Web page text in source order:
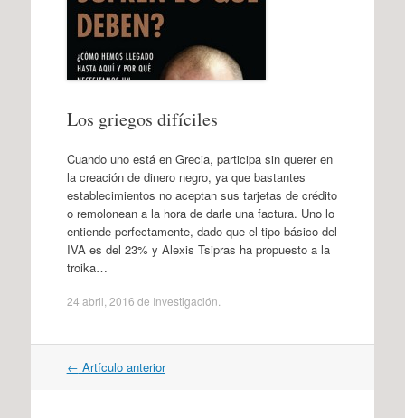
Los griegos difíciles
Cuando uno está en Grecia, participa sin querer en
la creación de dinero negro, ya que bastantes
establecimientos no aceptan sus tarjetas de crédito
o remolonean a la hora de darle una factura. Uno lo
entiende perfectamente, dado que el tipo básico del
IVA es del 23% y Alexis Tsipras ha propuesto a la
troika…
24 abril, 2016 de Investigación
Navegación
← Artículo anterior